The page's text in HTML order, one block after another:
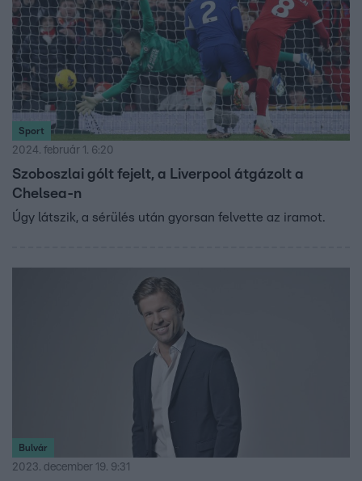
Sport
2024. február 1. 6:20
Szoboszlai gólt fejelt, a Liverpool átgázolt a
Chelsea-n
Úgy látszik, a sérülés után gyorsan felvette az iramot.
Bulvár
2023. december 19. 9:31